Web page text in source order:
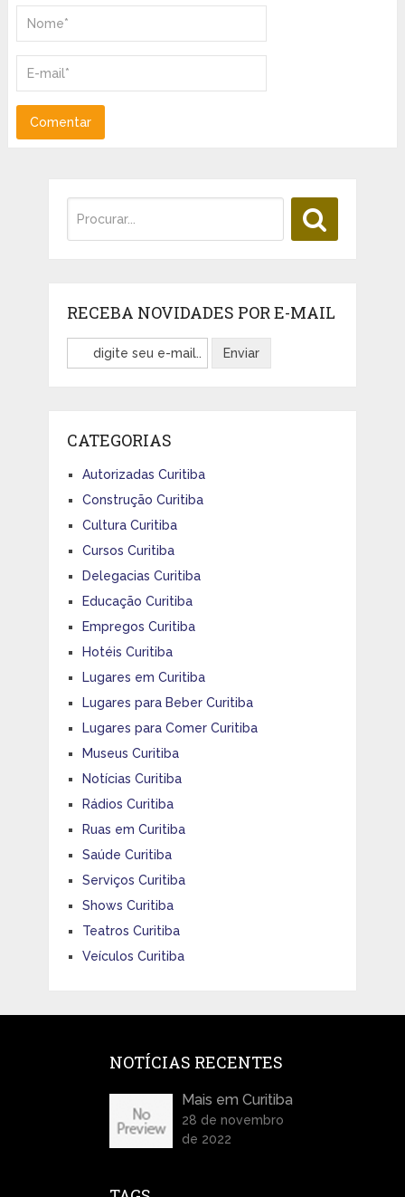
RECEBA NOVIDADES POR E-MAIL
CATEGORIAS
Autorizadas Curitiba
Construção Curitiba
Cultura Curitiba
Cursos Curitiba
Delegacias Curitiba
Educação Curitiba
Empregos Curitiba
Hotéis Curitiba
Lugares em Curitiba
Lugares para Beber Curitiba
Lugares para Comer Curitiba
Museus Curitiba
Notícias Curitiba
Rádios Curitiba
Ruas em Curitiba
Saúde Curitiba
Serviços Curitiba
Shows Curitiba
Teatros Curitiba
Veículos Curitiba
NOTÍCIAS RECENTES
Mais em Curitiba
28 de novembro
de 2022